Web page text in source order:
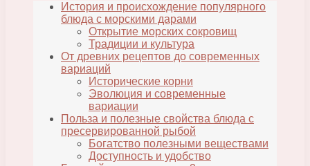
История и происхождение популярного
блюда с морскими дарами
Открытие морских сокровищ
Традиции и культура
От древних рецептов до современных
вариаций
Исторические корни
Эволюция и современные
вариации
Польза и полезные свойства блюда с
пресервированной рыбой
Богатство полезными веществами
Доступность и удобство